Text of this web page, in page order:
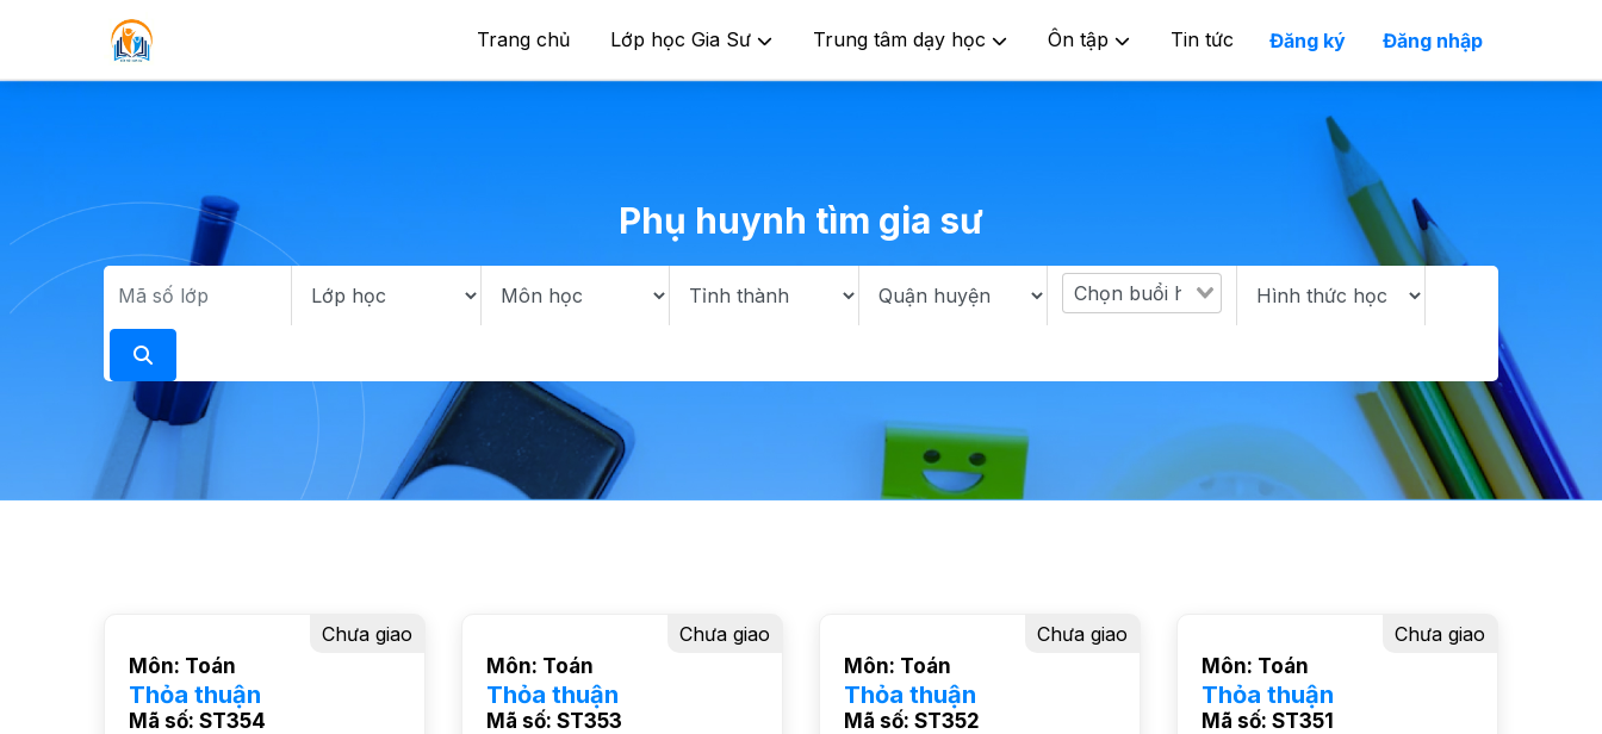
Đăng ký Đăng nhập
Trang chủ Lớp học Gia Sư Trung tâm dạy học Ôn tập Tin tức
Phụ huynh tìm gia sư
Môn: Toán
Thỏa thuận
Mã số: ST354
Chưa giao
Môn: Toán
Thỏa thuận
Mã số: ST353
Chưa giao
Môn: Toán
Thỏa thuận
Mã số: ST352
Chưa giao
Môn: Toán
Thỏa thuận
Mã số: ST351
Chưa giao